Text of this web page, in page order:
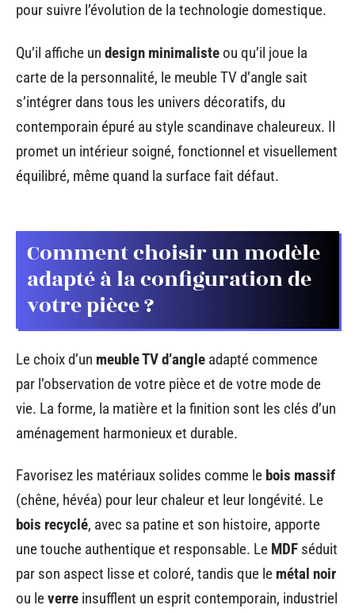
pour suivre l’évolution de la technologie domestique.
Qu’il affiche un design minimaliste ou qu’il joue la
carte de la personnalité, le meuble TV d’angle sait
s’intégrer dans tous les univers décoratifs, du
contemporain épuré au style scandinave chaleureux. Il
promet un intérieur soigné, fonctionnel et visuellement
équilibré, même quand la surface fait défaut.
Comment choisir un modèle
adapté à la configuration de
votre pièce ?
Le choix d’un meuble TV d’angle adapté commence
par l’observation de votre pièce et de votre mode de
vie. La forme, la matière et la finition sont les clés d’un
aménagement harmonieux et durable.
Favorisez les matériaux solides comme le bois massif
(chêne, hévéa) pour leur chaleur et leur longévité. Le
bois recyclé, avec sa patine et son histoire, apporte
une touche authentique et responsable. Le MDF séduit
par son aspect lisse et coloré, tandis que le métal noir
ou leverre insufflent un esprit contemporain, industriel